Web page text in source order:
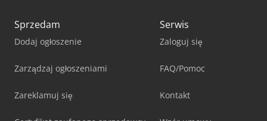
Sprzedam
Dodaj ogłoszenie
Zarządzaj ogłoszeniami
Zareklamuj się
Serwis
Zaloguj się
FAQ/Pomoc
Kontakt